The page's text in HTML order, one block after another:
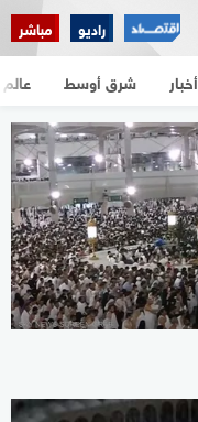
راديو مباشر
أخبار شرق أوسط عالم